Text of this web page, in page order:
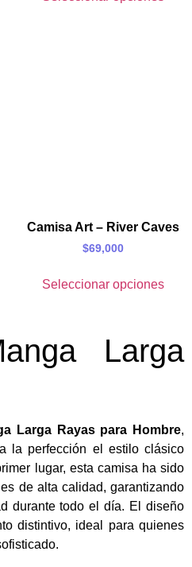
Camisa Art – River Caves
$69,000
Seleccionar opciones
Larga
Larga Rayas para Hombre,
la perfección el estilo clásico
lugar, esta camisa ha sido
de alta calidad, garantizando
durante todo el día. El diseño
distintivo, ideal para quienes